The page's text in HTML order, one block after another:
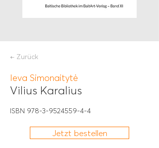
← Zurück
Ieva Simonaitytė
Vilius Karalius
ISBN 978-3-9524559-4-4
Jetzt bestellen